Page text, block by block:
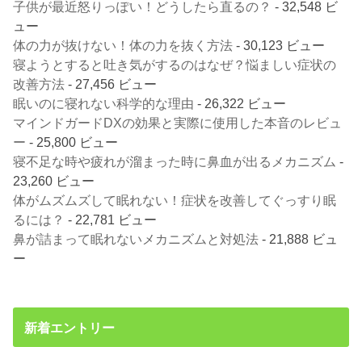
子供が最近怒りっぽい！どうしたら直るの？ - 32,548 ビ
ュー
体の力が抜けない！体の力を抜く方法 - 30,123 ビュー
寝ようとすると吐き気がするのはなぜ？悩ましい症状の
改善方法 - 27,456 ビュー
眠いのに寝れない科学的な理由 - 26,322 ビュー
マインドガードDXの効果と実際に使用した本音のレビュ
ー - 25,800 ビュー
寝不足な時や疲れが溜まった時に鼻血が出るメカニズム -
23,260 ビュー
体がムズムズして眠れない！症状を改善してぐっすり眠
るには？ - 22,781 ビュー
鼻が詰まって眠れないメカニズムと対処法 - 21,888 ビュ
ー
新着エントリー